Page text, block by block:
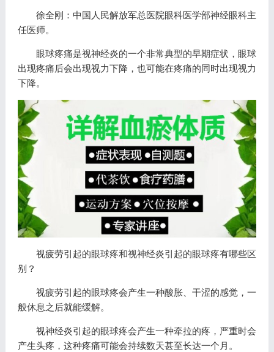
徐全刚：中国人民解放军总医院眼科医学部神经眼科主
任医师。
眼球疼痛是视神经炎的一个非常典型的早期症状，眼球
出现疼痛后会出现视力下降，也可能在疼痛的同时出现视力
下降。
视疲劳引起的眼球疼和视神经炎引起的眼球疼有哪些区
别？
视疲劳引起的眼球疼会产生一种酸胀、干涩的感觉，一
般休息之后就能缓解。
视神经炎引起的眼球疼会产生一种牵拉的疼，严重时会
产生头疼，这种疼痛可能会持续数天甚至长达一个月。